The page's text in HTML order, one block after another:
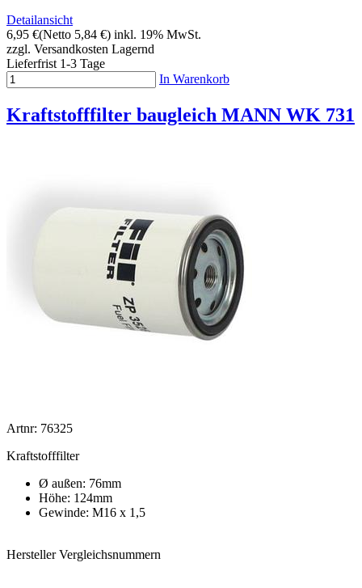
Detailansicht
6,95 €(Netto 5,84 €) inkl. 19% MwSt.
zzgl. Versandkosten Lagernd
Lieferfrist 1-3 Tage
In Warenkorb
Kraftstofffilter baugleich MANN WK 731
Artnr: 76325
Kraftstofffilter
Ø außen: 76mm
Höhe: 124mm
Gewinde: M16 x 1,5
Hersteller Vergleichsnummern